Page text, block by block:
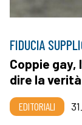
FIDUCIA
Coppie gay,
dire la verità
EDITORIALI